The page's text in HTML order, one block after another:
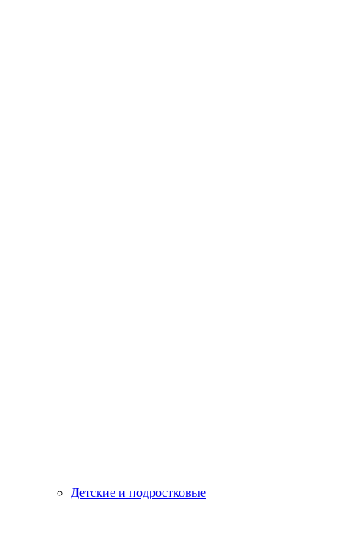
Детские и подростковые